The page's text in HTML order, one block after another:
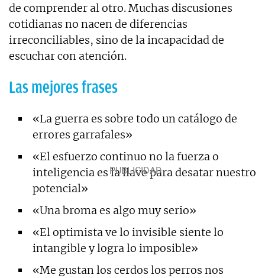
de comprender al otro. Muchas discusiones
cotidianas no nacen de diferencias
irreconciliables, sino de la incapacidad de
escuchar con atención.
Las mejores frases
«La guerra es sobre todo un catálogo de
errores garrafales»
«El esfuerzo continuo no la fuerza o
inteligencia es la llave para desatar nuestro
potencial»
«Una broma es algo muy serio»
«El optimista ve lo invisible siente lo
intangible y logra lo imposible»
«Me gustan los cerdos los perros nos